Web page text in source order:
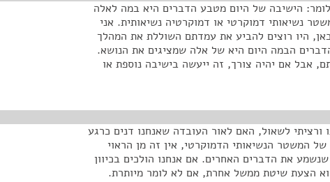
לומר: הישיבה של היום מטבע הדברים היא במה לאלה
נשיאותי דמוקרטי או דמוקרטיה נשיאותית. אני
היו רוצים להביע את עמדתם השוללת את המהלך
הבמה היום היא של אלה שמציגים את הנושא.
אבל אם יהיה צורך, זה ייעשה בישיבה נוספת או
לשאול, האם לאור העובדה שאנחנו דנים כרגע
המשטר הנשיאותי הדמוקרטי, אין זה מן הראוי
את הדברים האחרים. אם אנחנו הולכים בכיוון
הצעת שיטת ממשל אחרת, אם לא לומר מיותרת.